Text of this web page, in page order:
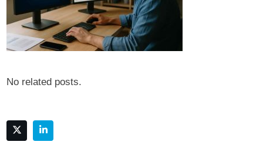
No related posts.